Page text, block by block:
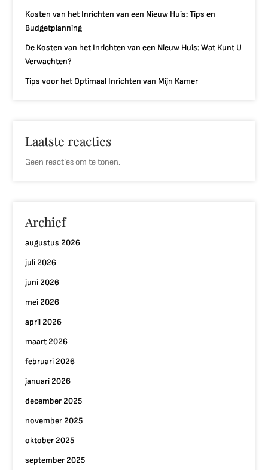
Kosten van het Inrichten van een Nieuw Huis: Tips en
Budgetplanning
De Kosten van het Inrichten van een Nieuw Huis: Wat Kunt U
Verwachten?
Tips voor het Optimaal Inrichten van Mijn Kamer
Laatste reacties
Geen reacties om te tonen.
Archief
augustus 2026
juli 2026
juni 2026
mei 2026
april 2026
maart 2026
februari 2026
januari 2026
december 2025
november 2025
oktober 2025
september 2025